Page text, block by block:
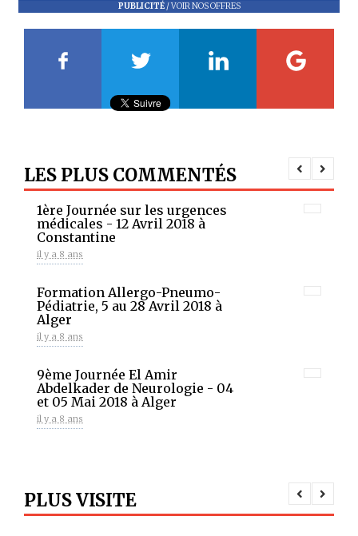
PUBLICITÉ/VOIR NOS OFFRES
LES PLUS COMMENTÉS
1ère Journée sur les urgences
médicales - 12 Avril 2018 à
Constantine
il y a 8 ans
Formation Allergo-Pneumo-
Pédiatrie, 5 au 28 Avril 2018 à
Alger
il y a 8 ans
9ème Journée El Amir
Abdelkader de Neurologie - 04
et 05 Mai 2018 à Alger
il y a 8 ans
PLUS VISITE